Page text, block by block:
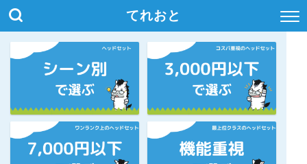
てれおと